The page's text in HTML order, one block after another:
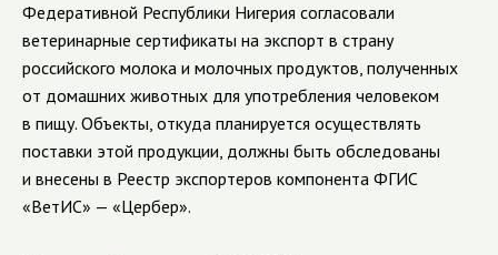
Федеративной Республики Нигерия согласовали
ветеринарные сертификаты на экспорт в страну
российского молока и молочных продуктов, полученных
от домашних животных для употребления человеком
в пищу. Объекты, откуда планируется осуществлять
поставки этой продукции, должны быть обследованы
и внесены в Реестр экспортеров компонента ФГИС
«ВетИС» — «Цербер».